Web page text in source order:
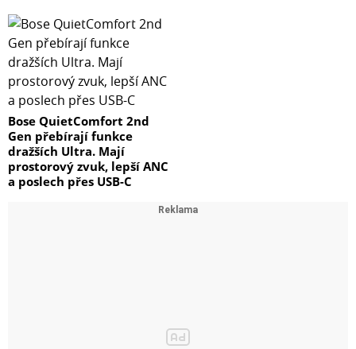
Bose QuietComfort 2nd
Gen přebírají funkce
dražších Ultra. Mají
prostorový zvuk, lepší ANC
a poslech přes USB-C